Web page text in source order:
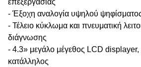
επεξεργασίας
- Έξοχη αναλογία υψηλού
- Τέλειο κύκλωμα και πνευματική
διάγνωσης
- 4.3» μεγάλο μέγεθος LCD
κατάλληλος